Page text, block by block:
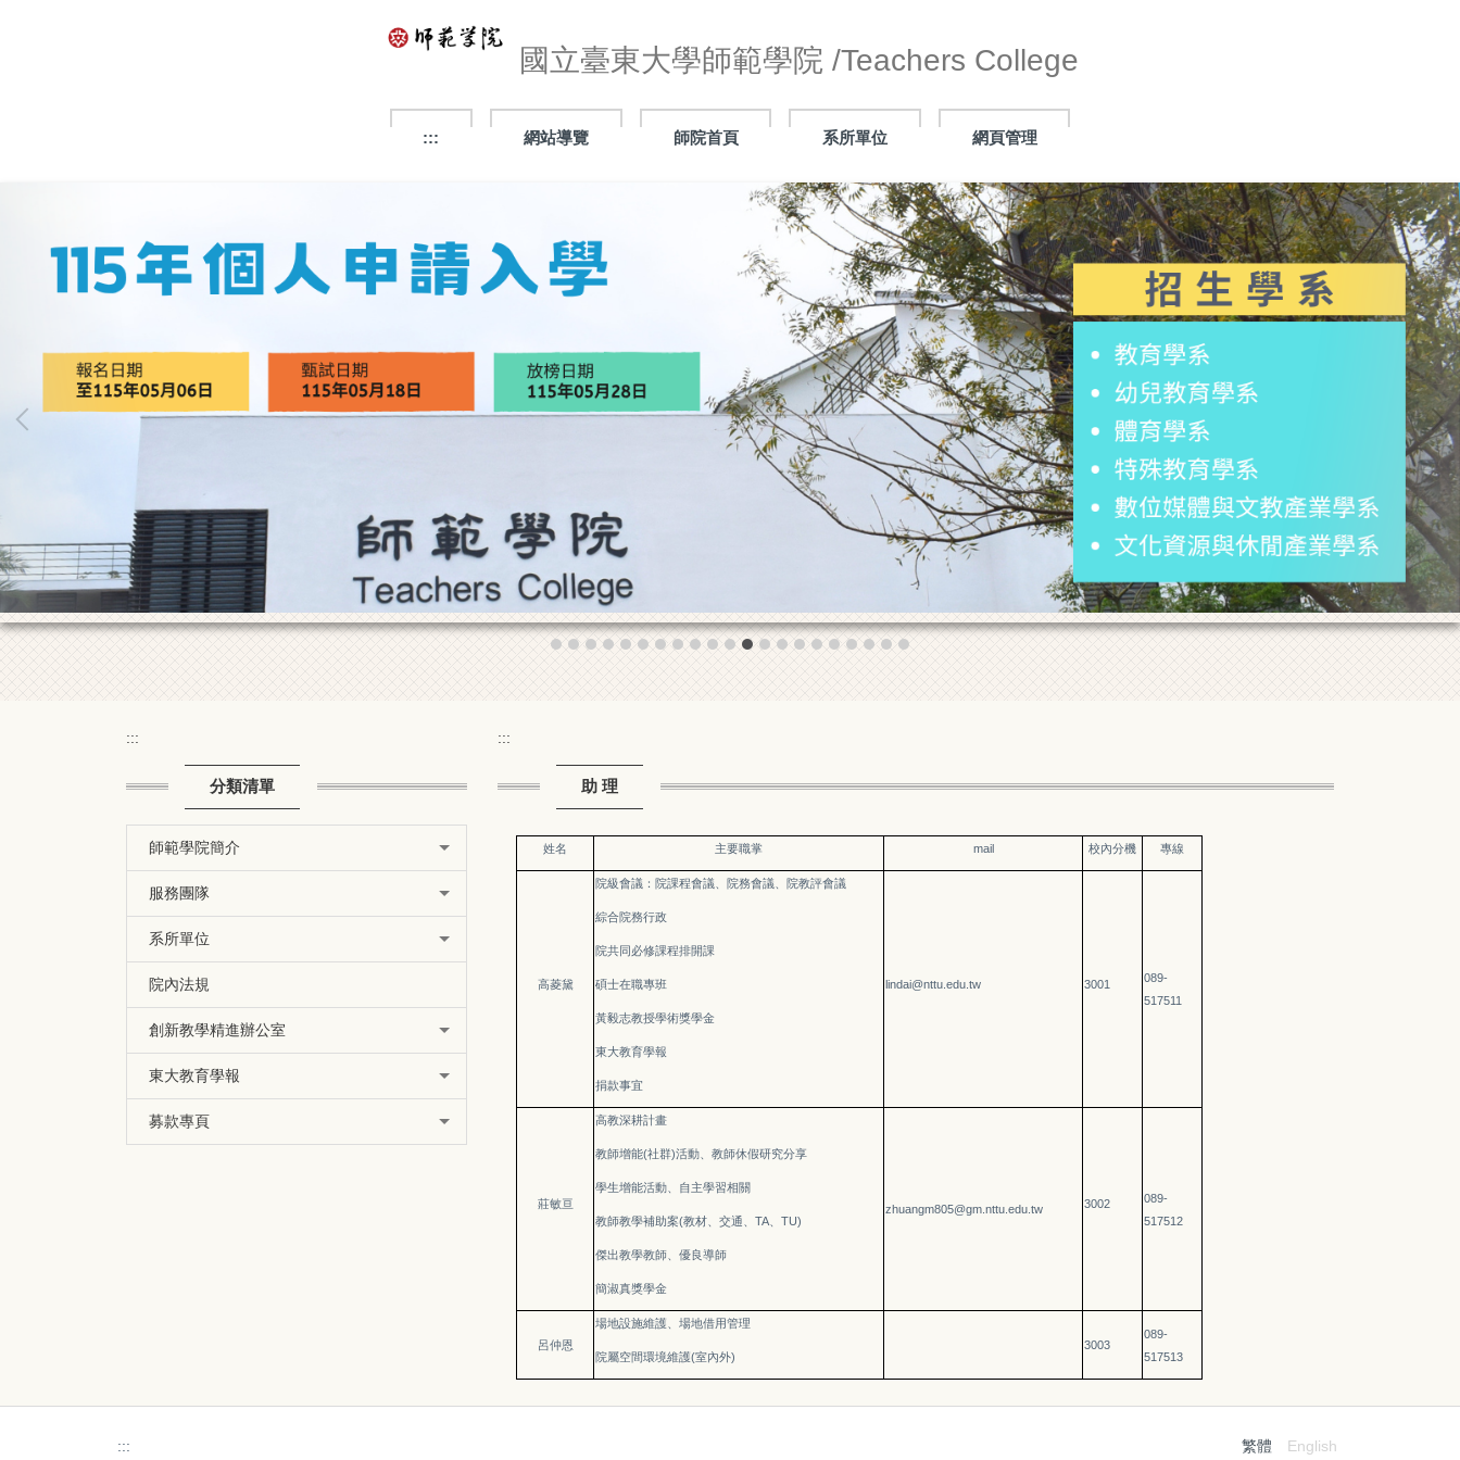
國立臺東大學師範學院 /Teachers College
::: 網站導覽 師院首頁 系所單位 網頁管理
:::
分類清單
師範學院簡介
服務團隊
系所單位
院內法規
創新教學精進辦公室
東大教育學報
募款專頁
:::
助 理
姓名 主要職掌 mail 校內分機 專線
高菱黛
院級會議：院課程會議、 院務會議、 院教評會議
綜合院務行政
院共同必修課程排開課
碩士在職專班
黃毅志教授學術獎學金
東大教育學報
捐款事宜
lindai@nttu.edu.tw 3001
089-
517511
莊敏亘
高教深耕計畫
教師增能(社群)活動、 教師休假研究分享
學生增能活動、自主學習相關
教師教學補助案(教材、交通、TA、TU)
傑出教學教師、優良導師
簡淑真獎學金
zhuangm805@gm.nttu.edu.tw 3002
089-
517512
呂仲恩
場地設施維護、 場地借用管理
院屬空間環境維護(室內外)
3003
089-
517513
繁體 English
:::